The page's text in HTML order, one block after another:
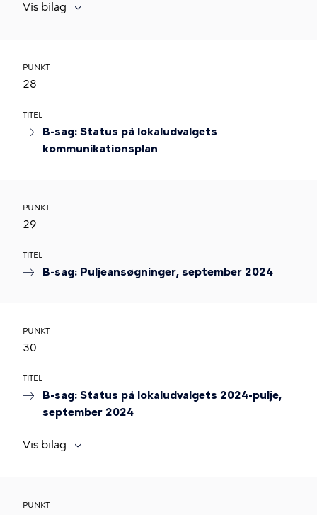
Vis bilag
PUNKT
28
TITEL
B-sag: Status på lokaludvalgets
kommunikationsplan
PUNKT
29
TITEL
B-sag: Puljeansøgninger, september 2024
PUNKT
30
TITEL
B-sag: Status på lokaludvalgets 2024-pulje,
september 2024
Vis bilag
PUNKT